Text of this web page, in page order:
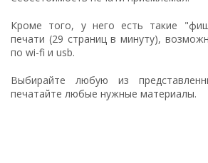
Кроме того, у него есть такие
печати (29 страниц в минуту),
по wi-fi и usb.
Выбирайте любую из
печатайте любые нужные материалы.